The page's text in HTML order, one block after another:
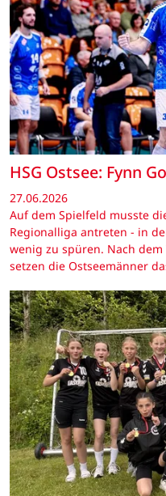
HSG Ostsee: Fynn
27.06.2026
Auf dem Spielfeld musste
Regionalliga antreten - in
wenig zu spüren. Nach
setzen die Ostseemänner